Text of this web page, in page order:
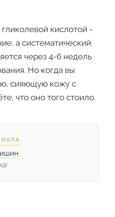
кислотой -
а систематический
через 4-6 недель
Но когда вы
сияющую кожу с
что оно того стоило.